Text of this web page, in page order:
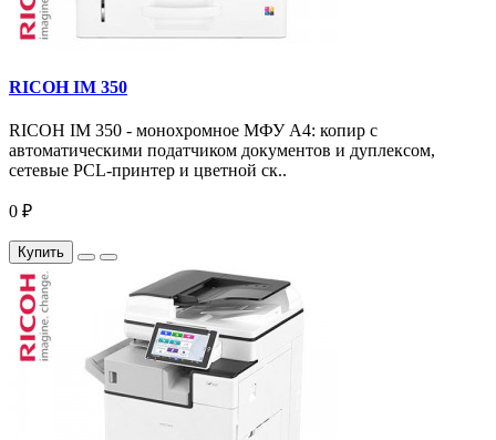
RICOH IM 350
RICOH IM 350 - монохромное МФУ A4: копир с
автоматическими податчиком документов и дуплексом,
сетевые PCL-принтер и цветной ск..
0 ₽
Купить